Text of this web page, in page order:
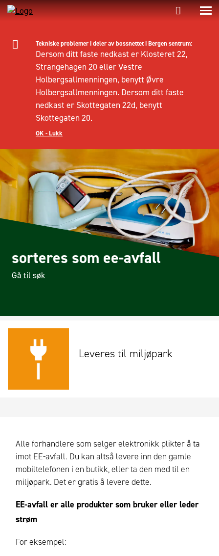
Tekniske problemer i deler av bossnettet i Bergen sentrum:
Dersom ditt faste nedkast er Klosteret 22,
Strangehagen 20 eller Vestre
Holbergsallmenningen, benytt Øvre
Holbergsallmenningen. Dersom ditt faste
nedkast er Skottegaten 22d, benytt
Skottegaten 20.
OK - Lukk
sorteres som ee-avfall
Gå til søk
Leveres til miljøpark
Alle forhandlere som selger elektronikk plikter å ta
imot EE-avfall. Du kan altså levere inn den gamle
mobiltelefonen i en butikk, eller ta den med til en
miljøpark. Det er gratis å levere dette.
EE-avfall er alle produkter som bruker eller leder
strøm
For eksempel: